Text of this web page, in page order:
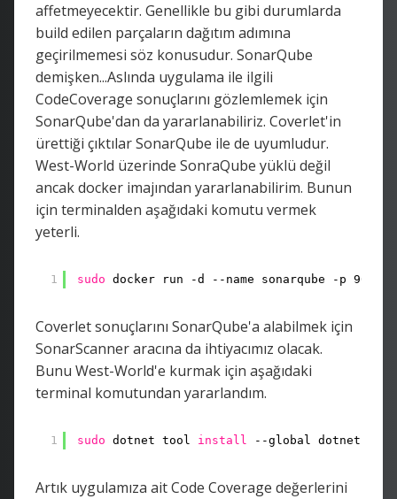
affetmeyecektir. Genellikle bu gibi durumlarda
build edilen parçaların dağıtım adımına
geçirilmemesi söz konusudur. SonarQube
demişken...Aslında uygulama ile ilgili
CodeCoverage sonuçlarını gözlemlemek için
SonarQube'dan da yararlanabiliriz. Coverlet'in
ürettiği çıktılar SonarQube ile de uyumludur.
West-World üzerinde SonraQube yüklü değil
ancak docker imajından yararlanabilirim. Bunun
için terminalden aşağıdaki komutu vermek
yeterli.
1 sudo docker run -d --name sonarqube -p
Coverlet sonuçlarını SonarQube'a alabilmek için
SonarScanner aracına da ihtiyacımız olacak.
Bunu West-World'e kurmak için aşağıdaki
terminal komutundan yararlandım.
1 sudo dotnet tool install --global dotnet-
Artık uygulamıza ait Code Coverage değerlerini